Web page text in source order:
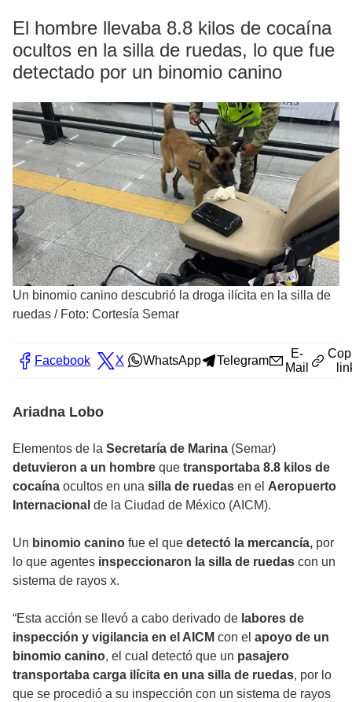
El hombre llevaba 8.8 kilos de cocaína
ocultos en la silla de ruedas, lo que fue
detectado por un binomio canino
Un binomio canino descubrió la droga ilícita en la silla de
ruedas / Foto: Cortesía Semar
Facebook X WhatsApp Telegram
E-
Mail
Ariadna Lobo
Elementos de la Secretaría de Marina (Semar)
detuvieron a un hombre que transportaba 8.8 kilos de
cocaína ocultos en una silla de ruedas en el Aeropuerto
Internacional de la Ciudad de México (AICM).
Un binomio canino fue el que detectó la mercancía, por
lo que agentes inspeccionaron la silla de ruedas con un
sistema de rayos x.
“Esta acción se llevó a cabo derivado de labores de
inspección y vigilancia en el AICM con el apoyo de un
binomio canino, el cual detectó que un pasajero
transportaba carga ilícita en una silla de ruedas, por lo
que se procedió a su inspección con un sistema de rayos